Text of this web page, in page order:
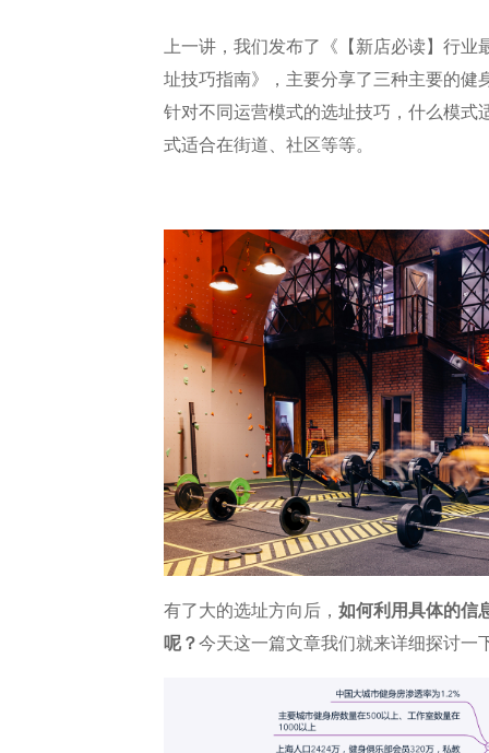
上一讲，我们发布了《【新店必读】行业
址技巧指南》，主要分享了三种主要的健
针对不同运营模式的选址技巧，什么模式
式适合在街道、社区等等。
有了大的选址方向后， 如何利用具体的信
呢？今天这一篇文章我们就来详细探讨一